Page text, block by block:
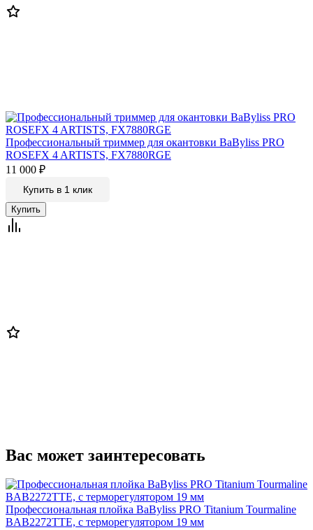
Профессиональный триммер для окантовки BaByliss PRO
ROSEFX 4 ARTISTS, FX7880RGE
11 000 ₽
Купить в 1 клик
Вас может заинтересовать
Профессиональная плойка BaByliss PRO Titanium Tourmaline
BAB2272TTE, c терморегулятором 19 мм